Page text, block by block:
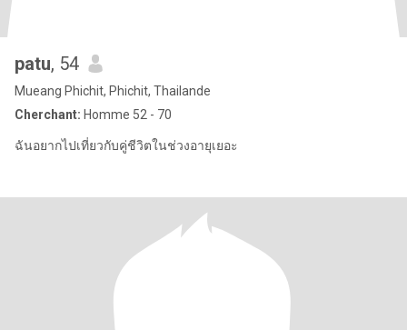
patu, 54
Mueang Phichit, Phichit, Thailande
Cherchant: Homme 52 - 70
ฉันอยากไปเที่ยวกับคู่ชีวิตในช่วงอายุเยอะ